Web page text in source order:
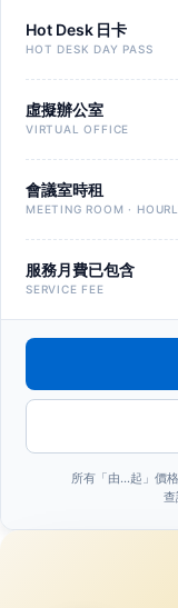
Hot Desk 日卡
HOT DESK DAY PASS
虛擬辦公室
VIRTUAL OFFICE
會議室時租
MEETING ROOM ·
服務月費已包含
SERVICE FEE
所有「由…起」價
查